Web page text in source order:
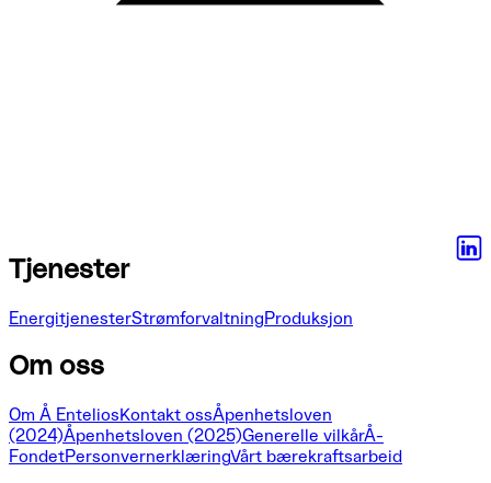
Tjenester
EnergitjenesterStrømforvaltningProduksjon
Om oss
Om Å EnteliosKontakt ossÅpenhetsloven
(2024)Åpenhetsloven (2025)Generelle vilkårÅ-
FondetPersonvernerklæringVårt bærekraftsarbeid